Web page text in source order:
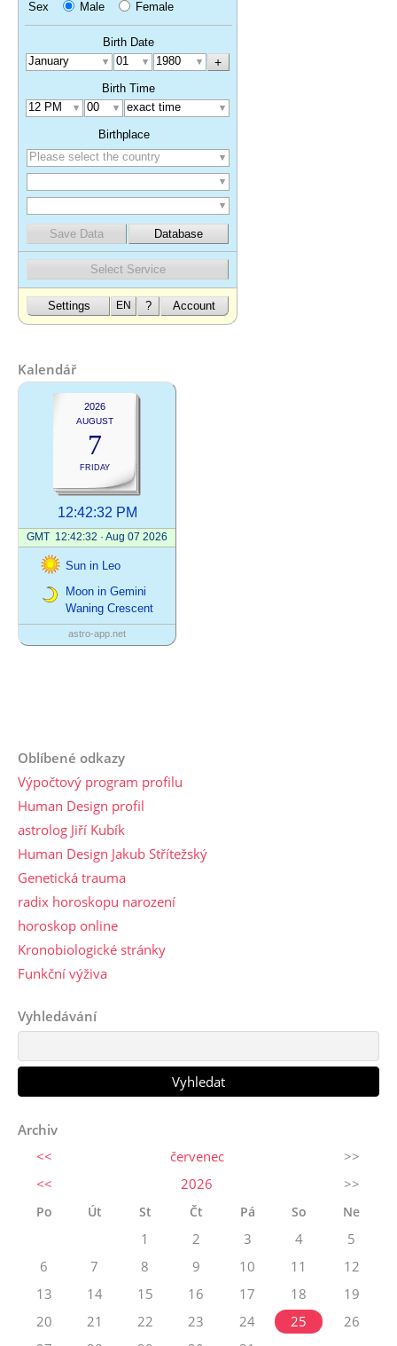
Kalendář
Oblíbené odkazy
Výpočtový program profilu
Human Design profil
astrolog Jiří Kubík
Human Design Jakub Střítežský
Genetická trauma
radix horoskopu narození
horoskop online
Kronobiologické stránky
Funkční výživa
Vyhledávání
Archiv
<<
červenec
>>
<<
2026 >>
Po Út St Čt Pá So Ne
1 2 3 4
5
6
7 8 9 10 11
12
13
14 15 16 17 18
19
20
21 22 23 24 25
26